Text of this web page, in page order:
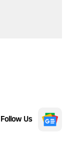
Follow Us